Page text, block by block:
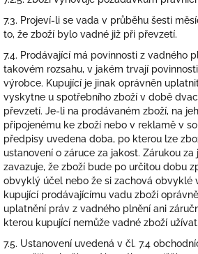
7.3. Projeví-li se vada v průběhu šesti
to, že zboží bylo vadné již při převzetí.
7.4. Prodávající má povinnosti z vadného
takovém rozsahu, v jakém trvají
výrobce. Kupující je jinak oprávněn
vyskytne u spotřebního zboží v době
převzetí. Je-li na prodávaném zboží, na
připojenému ke zboží nebo v reklamě v
předpisy uvedena doba, po kterou lze
ustanovení o záruce za jakost. Zárukou
zavazuje, že zboží bude po určitou dobu
obvyklý účel nebo že si zachová obvyklé
kupující prodávajícímu vadu zboží
uplatnění práv z vadného plnění ani
kterou kupující nemůže vadné zboží užívat.
7.5. Ustanovení uvedená v čl. 7.4